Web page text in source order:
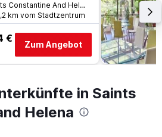
Sts Constantine And Helena, Saints Constantine and Helena, Bulgarien
km vom Stadtzentrum
€
Zum Angebot
in Saints
Helena